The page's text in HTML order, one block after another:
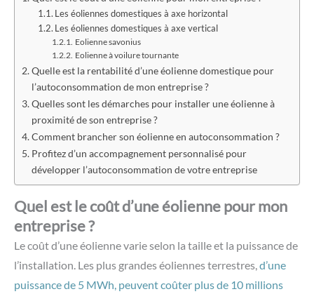
Les éoliennes domestiques à axe horizontal
Les éoliennes domestiques à axe vertical
Eolienne savonius
Eolienne à voilure tournante
Quelle est la rentabilité d’une éolienne domestique pour
l’autoconsommation de mon entreprise ?
Quelles sont les démarches pour installer une éolienne à
proximité de son entreprise ?
Comment brancher son éolienne en autoconsommation ?
Profitez d’un accompagnement personnalisé pour
développer l’autoconsommation de votre entreprise
Quel est le coût d’une éolienne pour mon
entreprise ?
Le coût d’une éolienne varie selon la taille et la puissance de
l’installation. Les plus grandes éoliennes terrestres,d’une
puissance de 5 MWh, peuvent coûter plus de 10 millions